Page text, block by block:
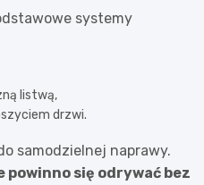
systemy
listwą,
drzwi.
samodzielnej naprawy.
się odrywać bez